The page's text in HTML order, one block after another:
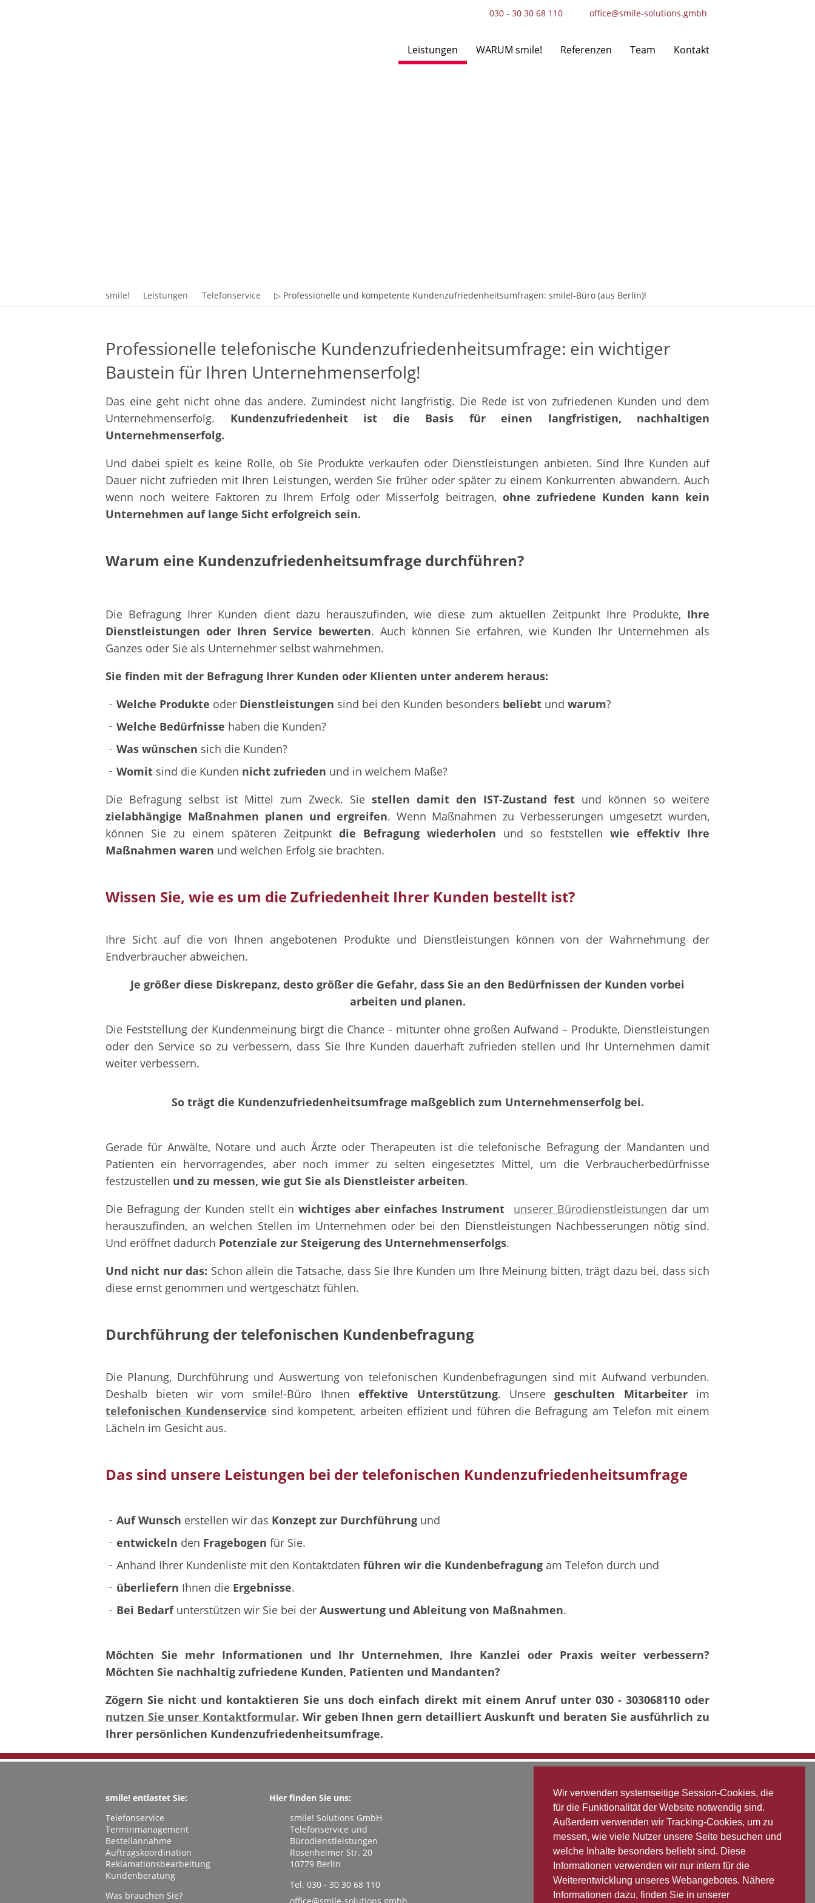
Wir verwenden systemseitige Session-Cookies, die
für die Funktionalität der Website notwendig sind.
Außerdem verwenden wir Tracking-Cookies, um zu
messen, wie viele Nutzer unsere Seite besuchen und
welche Inhalte besonders beliebt sind. Diese
Informationen verwenden wir nur intern für die
Weiterentwicklung unseres Webangebotes. Nähere
Informationen dazu, finden Sie in unserer
030 - 30 30 68 110 office@smile-solutions.gmbh
Navigation
Leistungen WARUM smile! Referenzen Team Kontakt
smile! Leistungen Telefonservice ▷ Professionelle und kompetente Kundenzufriedenheitsumfragen: smile!-Büro (aus Berlin)!
Professionelle telefonische Kundenzufriedenheitsumfrage: ein wichtiger
Baustein für Ihren Unternehmenserfolg!
Das eine geht nicht ohne das andere. Zumindest nicht langfristig. Die Rede ist von zufriedenen Kunden und dem
Unternehmenserfolg. Kundenzufriedenheit ist die Basis für einen langfristigen, nachhaltigen
Unternehmenserfolg.
Und dabei spielt es keine Rolle, ob Sie Produkte verkaufen oder Dienstleistungen anbieten. Sind Ihre Kunden auf
Dauer nicht zufrieden mit Ihren Leistungen, werden Sie früher oder später zu einem Konkurrenten abwandern. Auch
wenn noch weitere Faktoren zu Ihrem Erfolg oder Misserfolg beitragen, ohne zufriedene Kunden kann kein
Unternehmen auf lange Sicht erfolgreich sein.
Warum eine Kundenzufriedenheitsumfrage durchführen?
Die Befragung Ihrer Kunden dient dazu herauszufinden, wie diese zum aktuellen Zeitpunkt Ihre Produkte, Ihre
Dienstleistungen oder Ihren Service bewerten. Auch können Sie erfahren, wie Kunden Ihr Unternehmen als
Ganzes oder Sie als Unternehmer selbst wahrnehmen.
Sie finden mit der Befragung Ihrer Kunden oder Klienten unter anderem heraus:
Welche Produkte oder Dienstleistungen sind bei den Kunden besonders beliebt und warum?
Welche Bedürfnisse haben die Kunden?
Was wünschen sich die Kunden?
Womit sind die Kunden nicht zufrieden und in welchem Maße?
Die Befragung selbst ist Mittel zum Zweck. Sie stellen damit den IST-Zustand fest und können so weitere
zielabhängige Maßnahmen planen und ergreifen. Wenn Maßnahmen zu Verbesserungen umgesetzt wurden,
können Sie zu einem späteren Zeitpunkt die Befragung wiederholen und so feststellen wie effektiv Ihre
Maßnahmen waren und welchen Erfolg sie brachten.
Wissen Sie, wie es um die Zufriedenheit Ihrer Kunden bestellt ist?
Ihre Sicht auf die von Ihnen angebotenen Produkte und Dienstleistungen können von der Wahrnehmung der
Endverbraucher abweichen.
Je größer diese Diskrepanz, desto größer die Gefahr, dass Sie an den Bedürfnissen der Kunden vorbei
arbeiten und planen.
Die Feststellung der Kundenmeinung birgt die Chance - mitunter ohne großen Aufwand – Produkte, Dienstleistungen
oder den Service so zu verbessern, dass Sie Ihre Kunden dauerhaft zufrieden stellen und Ihr Unternehmen damit
weiter verbessern.
So trägt die Kundenzufriedenheitsumfrage maßgeblich zum Unternehmenserfolg bei.
Gerade für Anwälte, Notare und auch Ärzte oder Therapeuten ist die telefonische Befragung der Mandanten und
Patienten ein hervorragendes, aber noch immer zu selten eingesetztes Mittel, um die Verbraucherbedürfnisse
festzustellen und zu messen, wie gut Sie als Dienstleister arbeiten.
Die Befragung der Kunden stellt ein wichtiges aber einfaches Instrument unserer Bürodienstleistungen dar um
herauszufinden, an welchen Stellen im Unternehmen oder bei den Dienstleistungen Nachbesserungen nötig sind.
Und eröffnet dadurch Potenziale zur Steigerung des Unternehmenserfolgs.
Und nicht nur das: Schon allein die Tatsache, dass Sie Ihre Kunden um Ihre Meinung bitten, trägt dazu bei, dass sich
diese ernst genommen und wertgeschätzt fühlen.
Durchführung der telefonischen Kundenbefragung
Die Planung, Durchführung und Auswertung von telefonischen Kundenbefragungen sind mit Aufwand verbunden.
Deshalb bieten wir vom smile!-Büro Ihneneffektive Unterstützung. Unseregeschulten Mitarbeiterim
telefonischen Kundenservice sind kompetent, arbeiten effizient und führen die Befragung am Telefon mit einem
Lächeln im Gesicht aus.
Das sind unsere Leistungen bei der telefonischen Kundenzufriedenheitsumfrage
Auf Wunsch erstellen wir das Konzept zur Durchführung und
entwickeln den Fragebogen für Sie.
Anhand Ihrer Kundenliste mit den Kontaktdaten führen wir die Kundenbefragung am Telefon durch und
überliefern Ihnen die Ergebnisse.
Bei Bedarfunterstützen wir Sie bei der Auswertung und Ableitung von Maßnahmen.
Möchten Sie mehr Informationen und Ihr Unternehmen, Ihre Kanzlei oder Praxis weiter verbessern?
Möchten Sie nachhaltig zufriedene Kunden, Patienten und Mandanten?
Zögern Sie nicht und kontaktieren Sie uns doch einfach direkt mit einem Anruf unter 030 - 303068110 oder
nutzen Sie unser Kontaktformular. Wir geben Ihnen gern detailliert Auskunft und beraten Sie ausführlich zu
Ihrer persönlichen Kundenzufriedenheitsumfrage.
smile! entlastet Sie:
Telefonservice
Terminmanagement
Bestellannahme
Auftragskoordination
Reklamationsbearbeitung
Kundenberatung
Was brauchen Sie?
Hier finden Sie uns:
smile! Solutions GmbH
Telefonservice und
Bürodienstleistungen
Rosenheimer Str. 20
10779 Berlin
Tel. 030 - 30 30 68 110